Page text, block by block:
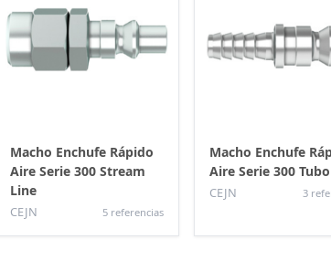
Macho Enchufe Rápido
Aire Serie 300 Stream
Line
CEJN 5 referencias
Macho Enchufe
Aire Serie 300 Tubo
CEJN 3